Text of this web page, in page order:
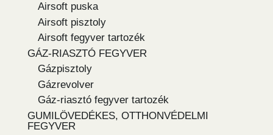
Airsoft puska
Airsoft pisztoly
Airsoft fegyver tartozék
GÁZ-RIASZTÓ FEGYVER
Gázpisztoly
Gázrevolver
Gáz-riasztó fegyver tartozék
GUMILÖVEDÉKES, OTTHONVÉDELMI
FEGYVER